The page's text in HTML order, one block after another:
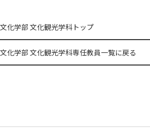
文化学部 文化観光学科トップ
文化学部 文化観光学科専任教員一覧に戻る